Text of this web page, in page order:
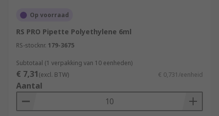
Op voorraad
RS PRO Pipette Polyethylene 6ml
RS-stocknr. 179-3675
Subtotaal (1 verpakking van 10 eenheden)
€ 7,31(excl. BTW) € 0,731/eenheid
Aantal